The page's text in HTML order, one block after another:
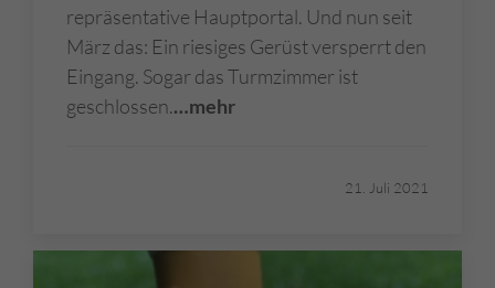
repräsentative Hauptportal. Und nun seit
März das: Ein riesiges Gerüst versperrt den
Eingang. Sogar das Turmzimmer ist
geschlossen.…mehr
21. Juli 2021